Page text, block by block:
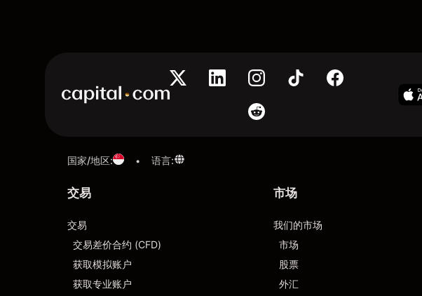
国家/地区: • 语言:
交易
交易
交易差价合约 (CFD)
获取模拟账户
获取专业账户
市场
我们的市场
市场
股票
外汇